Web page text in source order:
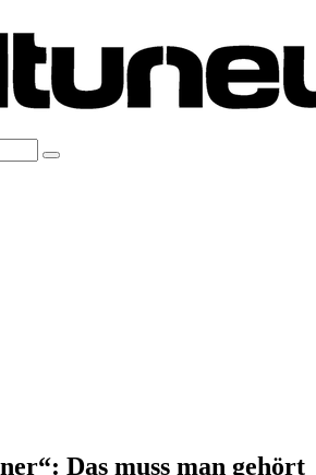
Das muss man gehört